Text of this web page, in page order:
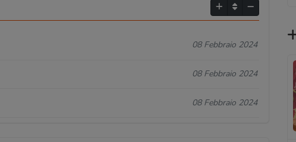
08 Febbraio 2024
08 Febbraio 2024
08 Febbraio 2024